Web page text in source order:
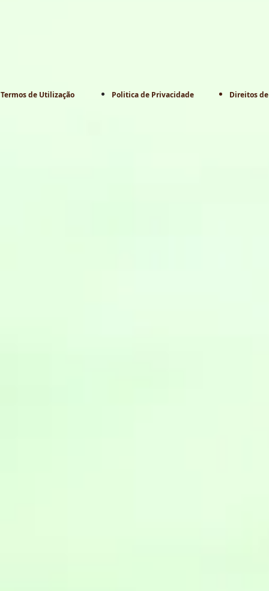
Termos de Utilização Politica de Privacidade Direitos